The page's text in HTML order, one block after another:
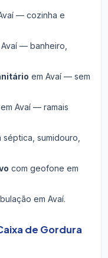
— cozinha e
— banheiro,
em Avaí — sem
em Avaí — ramais
sumidouro,
com geofone em
em Avaí.
de Gordura